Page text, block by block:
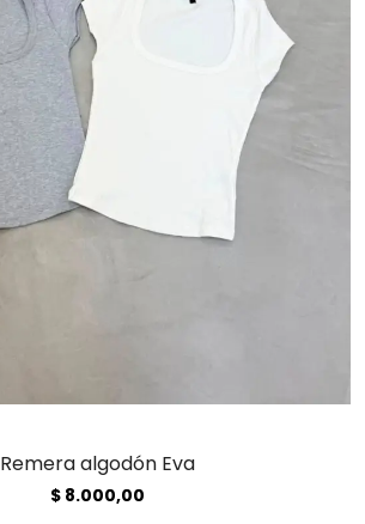
Remera algodón Eva
$8.000,00